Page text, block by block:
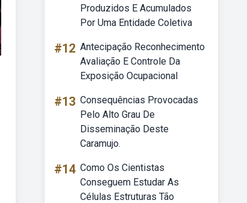
Produzidos E Acumulados
Por Uma Entidade Coletiva
#12 Antecipação Reconhecimento
Avaliação E Controle Da
Exposição Ocupacional
#13 Consequências Provocadas
Pelo Alto Grau De
Disseminação Deste
Caramujo.
#14 Como Os Cientistas
Conseguem Estudar As
Células Estruturas Tão